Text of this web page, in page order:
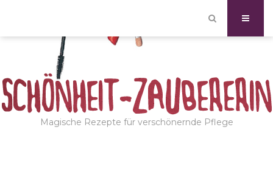
Magische Rezepte für verschönernde Pflege